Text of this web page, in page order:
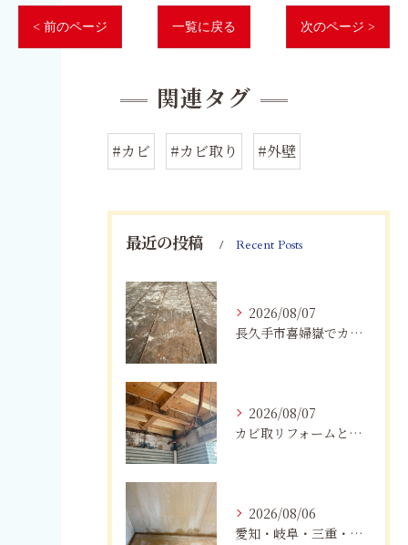
< 前のページ 一覧に戻る 次のページ >
関連タグ
#カビ #カビ取り #外壁
最近の投稿 Recent Posts
2026/08/07
長久手市喜婦嶽でカビに悩んだら｜住宅の湿気対策とプロによる解決方法
2026/08/07
カビ取リフォームと専門業者を比較！根本解決を選ぶポイント
2026/08/06
愛知・岐阜・三重・静岡の公営住宅で発生するカビ対策｜原因・健康被害・効果的な予防方法を徹底解説